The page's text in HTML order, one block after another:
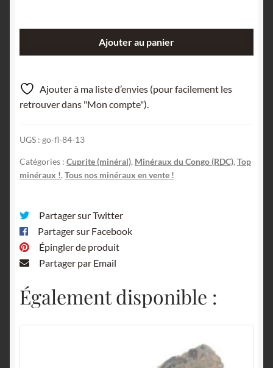
cristaux
de
Cuprite,
de
Mashamba,
Katanga,
Ajouter au panier
Ajouter à ma liste d’envies (pour facilement les
retrouver dans "Mon compte").
UGS : go-fl-84-13
Catégories : Cuprite (minéral), Minéraux du Congo (RDC), Top
minéraux !, Tous nos minéraux en vente !
Partager sur Twitter
Partager sur Facebook
Épingler de produit
Partager par Email
Également disponible :